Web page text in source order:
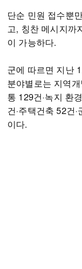
단순 민원 접수뿐
고, 칭찬 메시지까
이 가능하다.
군에 따르면 지난
분야별로는 지역
통 129건·녹지 환
건·주택건축 52건
이다.